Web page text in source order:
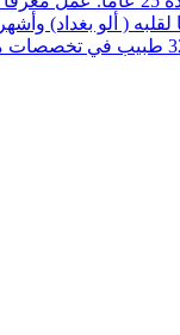
( ألو بغداد)
83 حاملي مؤهلات عليا منهم 5 بروفسيور منهم 3 أطباء